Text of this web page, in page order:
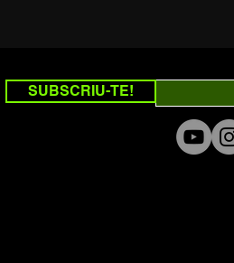
SUBSCRIU-TE!